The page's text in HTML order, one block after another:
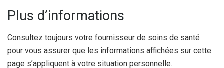
Plus d’informations
Consultez toujours votre fournisseur de soins de santé
pour vous assurer que les informations affichées sur cette
page s’appliquent à votre situation personnelle.